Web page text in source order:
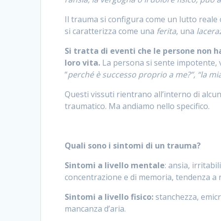
Il trauma si configura come un lutto reale
si caratterizza come una ferita, una
Si tratta di eventi che le persone non
loro vita. La persona si sente impotente,
“perché è successo proprio a me?”, “la
Questi vissuti rientrano all’interno di
traumatico. Ma andiamo nello specifico.
Quali sono i sintomi di un trauma?
Sintomi a livello mentale: ansia,
concentrazione e di memoria, tendenza a
Sintomi a livello fisico:stanchezza,
mancanza d’aria.